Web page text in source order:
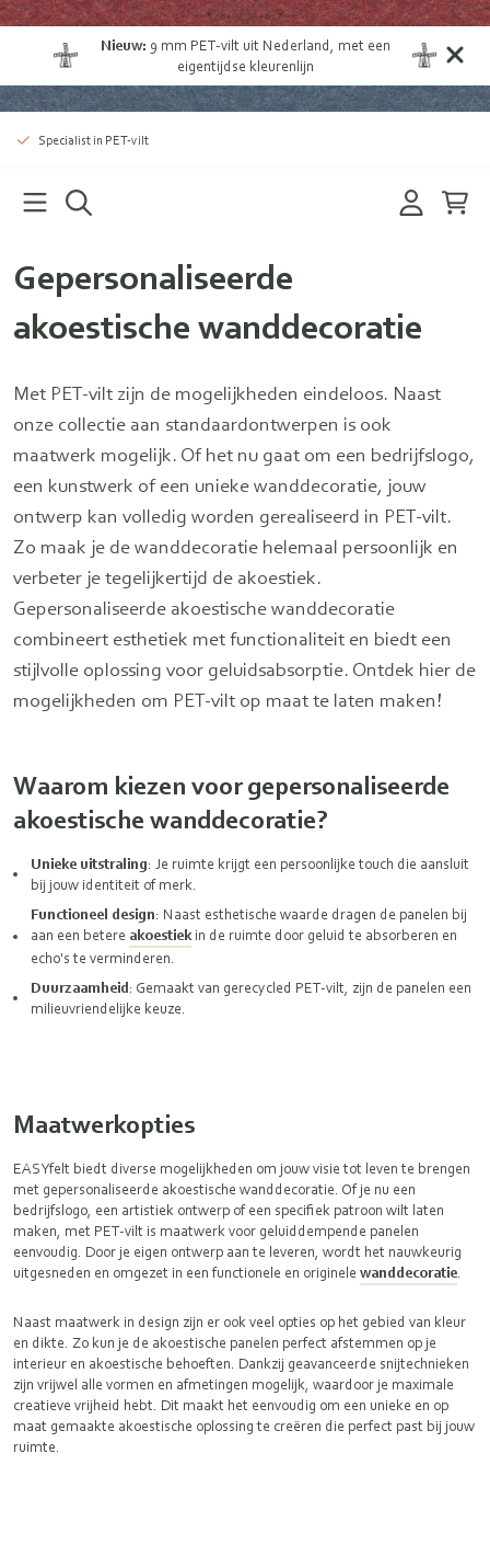
Nieuw: 9 mm PET-vilt uit Nederland , met een
eigentijdse kleurenlijn
Specialist in PET-vilt
Gepersonaliseerde
akoestische wanddecoratie
Met PET-vilt zijn de mogelijkheden eindeloos. Naast
onze collectie aan standaardontwerpen is ook
maatwerk mogelijk. Of het nu gaat om een bedrijfslogo,
een kunstwerk of een unieke wanddecoratie, jouw
ontwerp kan volledig worden gerealiseerd in PET-vilt.
Zo maak je de wanddecoratie helemaal persoonlijk en
verbeter je tegelijkertijd de akoestiek.
Gepersonaliseerde akoestische wanddecoratie
combineert esthetiek met functionaliteit en biedt een
stijlvolle oplossing voor geluidsabsorptie. Ontdek hier de
mogelijkheden om PET-vilt op maat te laten maken!
Waarom kiezen voor gepersonaliseerde
akoestische wanddecoratie?
Unieke uitstraling: Je ruimte krijgt een persoonlijke touch die aansluit
bij jouw identiteit of merk.
Functioneel design: Naast esthetische waarde dragen de panelen bij
aan een betere akoestiekin de ruimte door geluid te absorberen en
echo's te verminderen.
Duurzaamheid: Gemaakt van gerecycled PET-vilt, zijn de panelen een
milieuvriendelijke keuze.
Maatwerkopties
EASYfelt biedt diverse mogelijkheden om jouw visie tot leven te brengen
met gepersonaliseerde akoestische wanddecoratie . Of je nu een
bedrijfslogo, een artistiek ontwerp of een specifiek patroon wilt laten
maken, met PET-vilt is maatwerk voor geluiddempende panelen
eenvoudig. Door je eigen ontwerp aan te leveren, wordt het nauwkeurig
uitgesneden en omgezet in een functionele en originele wanddecoratie
Naast maatwerk in design zijn er ook veel opties op het gebied van kleur
en dikte. Zo kun je de akoestische panelen perfect afstemmen op je
interieur en akoestische behoeften. Dankzij geavanceerde snijtechnieken
zijn vrijwel alle vormen en afmetingen mogelijk, waardoor je maximale
creatieve vrijheid hebt. Dit maakt het eenvoudig om een unieke en op
maat gemaakte akoestische oplossing te creëren die perfect past bij jouw
ruimte.